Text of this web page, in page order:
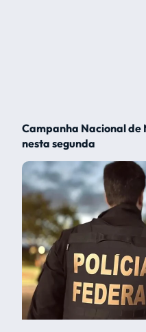
Campanha Nacional
nesta segunda